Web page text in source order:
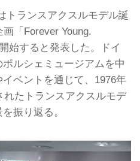
トランスアクスルモデル誕
「Forever Young.
始すると発表した。ドイ
ルシェミュージアムを中
ベントを通じて、1976年
れたトランスアクスルモデ
振り返る。